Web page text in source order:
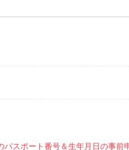
スポート番号＆生年月日の事前